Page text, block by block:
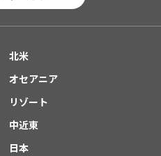
北米
オセアニア
リゾート
中近東
日本